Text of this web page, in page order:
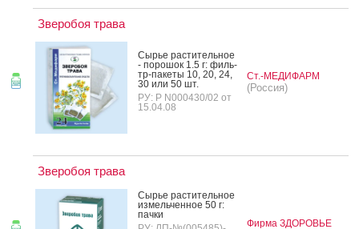
Зверобоя трава
Сырье рас­ти­тель­ное
- по­рошок 1.5 г: филь­
тр-па­кеты 10, 20, 24,
30 или 50 шт.
РУ: Р N000430/02 от
15.04.08
Ст.-МЕДИФАРМ
(Россия)
Зверобоя трава
Сырье рас­ти­тель­ное
из­мель­чен­ное 50 г:
пач­ки
Фирма ЗДОРОВЬЕ